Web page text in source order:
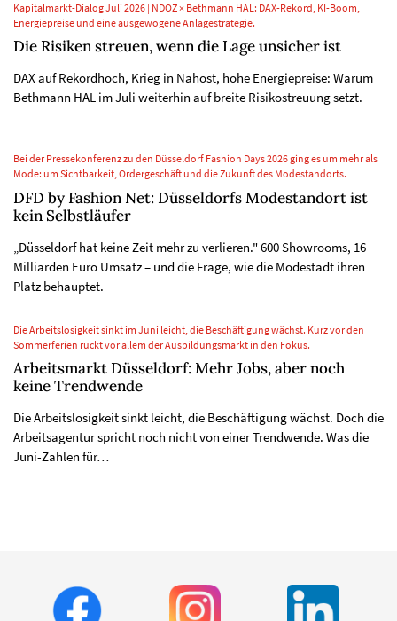
Kapitalmarkt-Dialog Juli 2026 | NDOZ × Bethmann HAL: DAX-Rekord, KI-Boom,
Energiepreise und eine ausgewogene Anlagestrategie.
Die Risiken streuen, wenn die Lage unsicher ist
DAX auf Rekordhoch, Krieg in Nahost, hohe Energiepreise: Warum
Bethmann HAL im Juli weiterhin auf breite Risikostreuung setzt.
Bei der Pressekonferenz zu den Düsseldorf Fashion Days 2026 ging es um mehr als
Mode: um Sichtbarkeit, Ordergeschäft und die Zukunft des Modestandorts.
DFD by Fashion Net: Düsseldorfs Modestandort ist
kein Selbstläufer
„Düsseldorf hat keine Zeit mehr zu verlieren." 600 Showrooms, 16
Milliarden Euro Umsatz – und die Frage, wie die Modestadt ihren
Platz behauptet.
Die Arbeitslosigkeit sinkt im Juni leicht, die Beschäftigung wächst. Kurz vor den
Sommerferien rückt vor allem der Ausbildungsmarkt in den Fokus.
Arbeitsmarkt Düsseldorf: Mehr Jobs, aber noch
keine Trendwende
Die Arbeitslosigkeit sinkt leicht, die Beschäftigung wächst. Doch die
Arbeitsagentur spricht noch nicht von einer Trendwende. Was die
Juni-Zahlen für…